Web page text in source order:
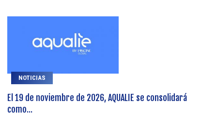
NOTICIAS
El 19 de noviembre de 2026, AQUALIE se consolidará
como...